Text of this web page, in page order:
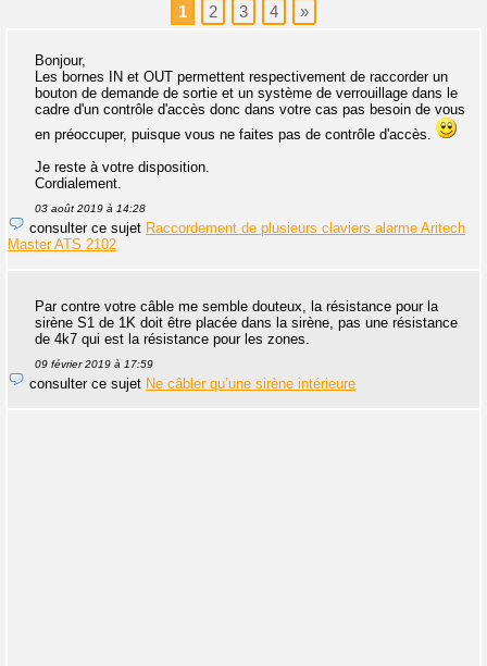
1 2 3 4 »
Bonjour,
Les bornes IN et OUT permettent respectivement de raccorder un
bouton de demande de sortie et un système de verrouillage dans le
cadre d'un contrôle d'accès donc dans votre cas pas besoin de vous
en préoccuper, puisque vous ne faites pas de contrôle d'accès.
Je reste à votre disposition.
Cordialement.
03 août 2019 à 14:28
consulter ce sujet Raccordement de plusieurs claviers alarme Aritech
Master ATS 2102
Par contre votre câble me semble douteux, la résistance pour la
sirène S1 de 1K doit être placée dans la sirène, pas une résistance
de 4k7 qui est la résistance pour les zones.
09 février 2019 à 17:59
consulter ce sujet Ne câbler qu’une sirène intérieure